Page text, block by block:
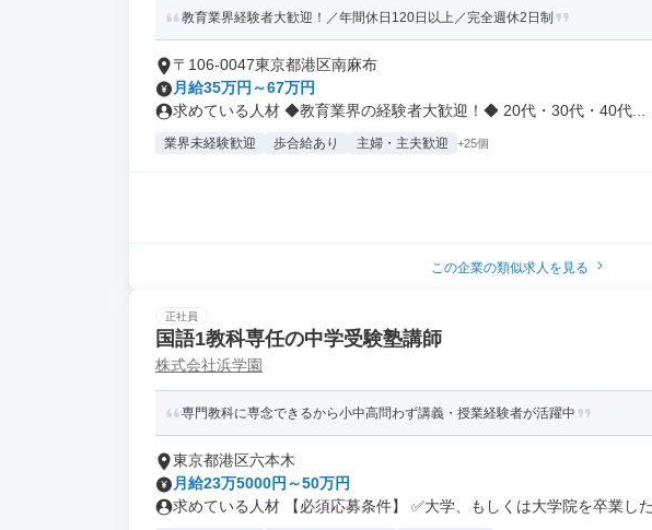
教育業界経験者大歓迎！／年間休日120日以上／完全週休2日制
〒106-0047東京都港区南麻布
月給35万円～67万円
求めている人材 ◆教育業界の経験者大歓迎！◆ 20代・30代・40代...
業界未経験歓迎 歩合給あり 主婦・主夫歓迎 +25個
この企業の類似求人を見る
正社員
国語1教科専任の中学受験塾講師
株式会社浜学園
専門教科に専念できるから小中高問わず講義・授業経験者が活躍中
東京都港区六本木
月給23万5000円～50万円
求めている人材 【必須応募条件】 ✅大学、もしくは大学院を卒業し